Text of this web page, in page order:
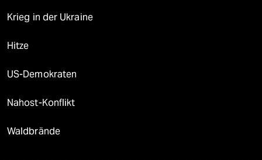
Krieg in der Ukraine
Hitze
US-Demokraten
Nahost-Konflikt
Waldbrände